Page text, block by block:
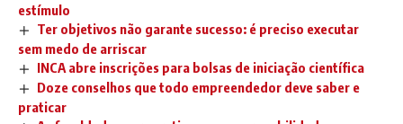
estímulo
Ter objetivos não garante sucesso: é preciso executar
sem medo de arriscar
INCA abre inscrições para bolsas de iniciação científica
Doze conselhos que todo empreendedor deve saber e
praticar